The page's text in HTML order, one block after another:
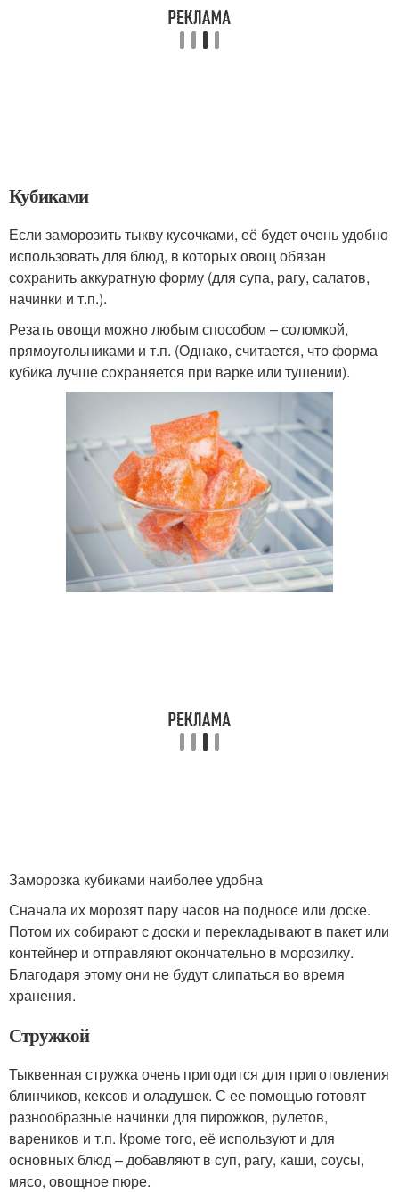
Кубиками
Если заморозить тыкву кусочками, её будет очень удобно
использовать для блюд, в которых овощ обязан
сохранить аккуратную форму (для супа, рагу, салатов,
начинки и т.п.).
Резать овощи можно любым способом – соломкой,
прямоугольниками и т.п. (Однако, считается, что форма
кубика лучше сохраняется при варке или тушении).
Заморозка кубиками наиболее удобна
Сначала их морозят пару часов на подносе или доске.
Потом их собирают с доски и перекладывают в пакет или
контейнер и отправляют окончательно в морозилку.
Благодаря этому они не будут слипаться во время
хранения.
Стружкой
Тыквенная стружка очень пригодится для приготовления
блинчиков, кексов и оладушек. С ее помощью готовят
разнообразные начинки для пирожков, рулетов,
вареников и т.п. Кроме того, её используют и для
основных блюд – добавляют в суп, рагу, каши, соусы,
мясо, овощное пюре.